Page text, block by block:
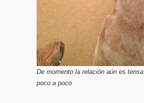
De momento la relación aún es
poco a poco